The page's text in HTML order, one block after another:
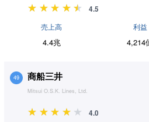
4.5
売上高
4.4兆
利益
4,214
49 商船三井
Mitsui O.S.K. Lines, Ltd.
4.0